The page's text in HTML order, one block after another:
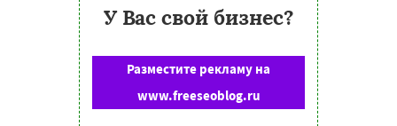
У Вас свой бизнес?
Разместите рекламу на
www.freeseoblog.ru